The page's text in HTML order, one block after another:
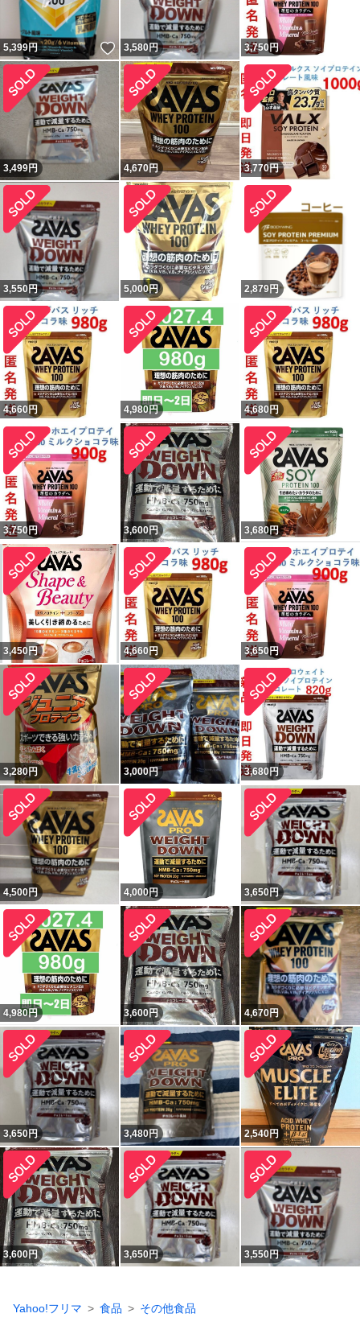
5,399円 いいね！
3,580円 3,750円
3,499円 4,670円 3,770円
3,550円 5,000円 2,879円
4,660円 4,980円 4,680円
3,750円 3,600円 3,680円
3,450円 4,660円 3,650円
3,280円 3,000円 3,680円
4,500円 4,000円 3,650円
4,980円 3,600円 4,670円
3,650円 3,480円 2,540円
3,600円 3,650円 3,550円
Yahoo!フリマ 食品 その他食品